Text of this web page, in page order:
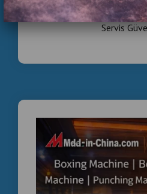
İkinci El Boks Makineleri |
Servis